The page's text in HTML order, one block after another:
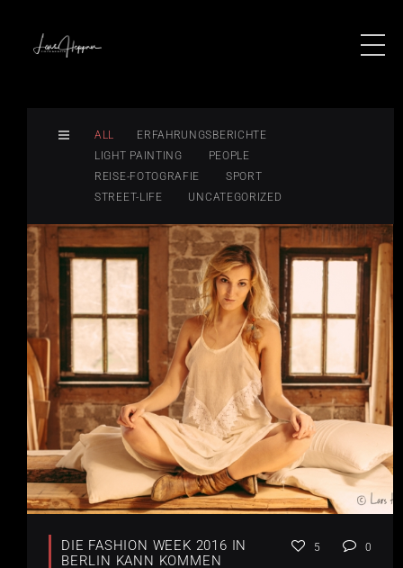
ALL
ERFAHRUNGSBERICHTE
LIGHT PAINTING
PEOPLE
REISE-FOTOGRAFIE
SPORT
STREET-LIFE
UNCATEGORIZED
DIE FASHION WEEK 2016 IN
BERLIN KANN KOMMEN
5 0